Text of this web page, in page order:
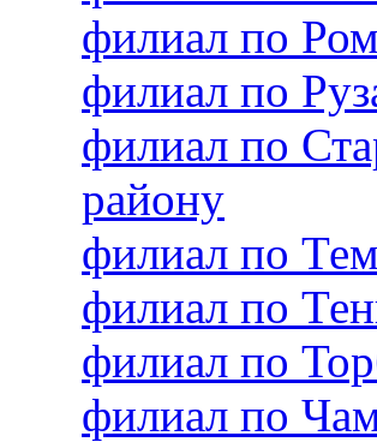
филиал по
филиал по
филиал по
району
филиал по
филиал по
филиал по
филиал по